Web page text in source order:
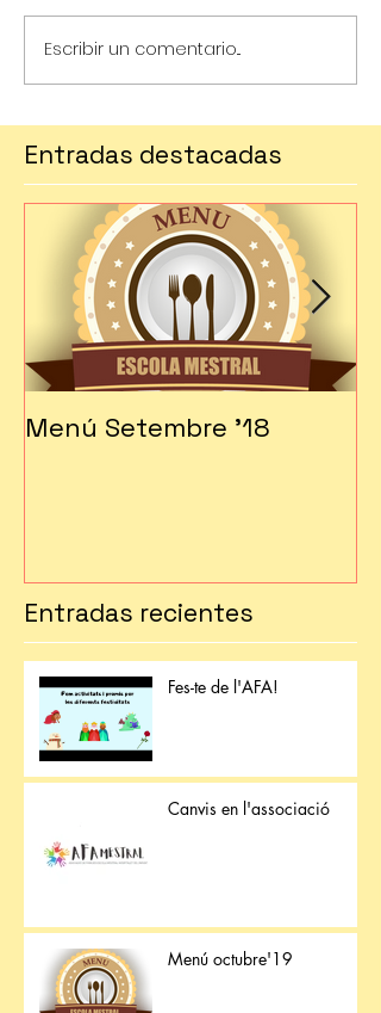
Escribir un comentario...
Entradas destacadas
Menú Setembre '18
Entradas recientes
Fes-te de l'AFA!
Canvis en l'associació
Menú octubre'19